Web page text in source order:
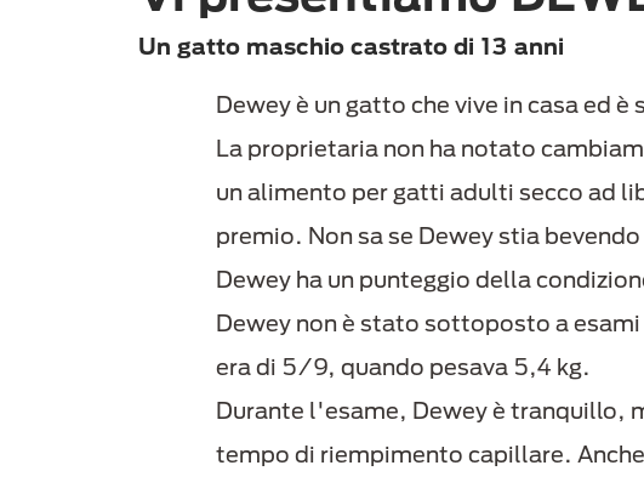
Un gatto maschio castrato di 13 anni
Dewey è un gatto che vive in casa ed
La proprietaria non ha notato
un alimento per gatti adulti secco ad
premio. Non sa se Dewey stia
Dewey ha un punteggio della
Dewey non è stato sottoposto a
era di 5/9, quando pesava 5,4 kg.
Durante l'esame, Dewey è tranquillo,
tempo di riempimento capillare.